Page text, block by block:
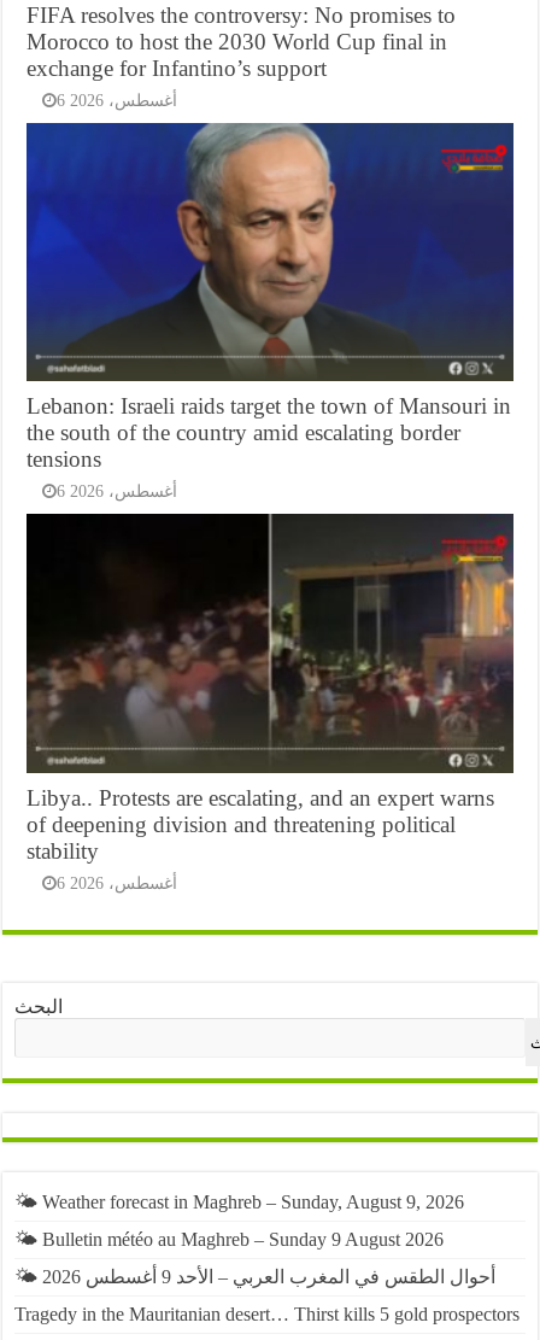
FIFA resolves the controversy: No promises to
Morocco to host the 2030 World Cup final in
exchange for Infantino’s support
6 أغسطس، 2026
Lebanon: Israeli raids target the town of Mansouri in
the south of the country amid escalating border
tensions
6 أغسطس، 2026
Libya.. Protests are escalating, and an expert warns
of deepening division and threatening political
stability
6 أغسطس، 2026
البحث
🌤️ Weather forecast in Maghreb – Sunday, August 9, 2026
🌤️ Bulletin météo au Maghreb – Sunday 9 August 2026
🌤️ أحوال الطقس في المغرب العربي – الأحد 9 أغسطس 2026
Tragedy in the Mauritanian desert… Thirst kills 5 gold prospectors